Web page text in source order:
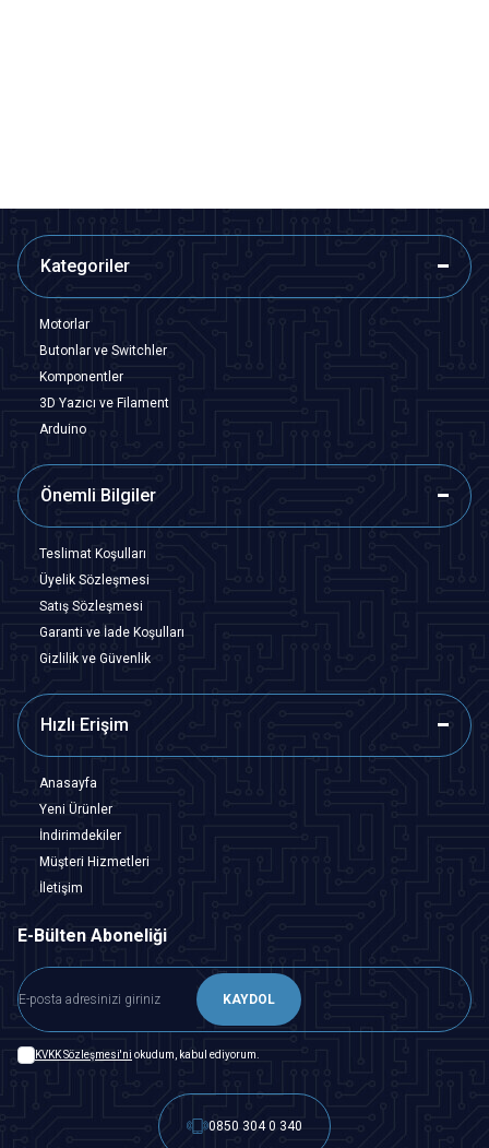
Kategoriler
Motorlar
Butonlar ve Switchler
Komponentler
3D Yazıcı ve Filament
Arduino
Önemli Bilgiler
Teslimat Koşulları
Üyelik Sözleşmesi
Satış Sözleşmesi
Garanti ve İade Koşulları
Gizlilik ve Güvenlik
Hızlı Erişim
Anasayfa
Yeni Ürünler
İndirimdekiler
Müşteri Hizmetleri
İletişim
E-Bülten Aboneliği
KAYDOL
KVKK Sözleşmesi'ni okudum, kabul ediyorum.
0850 304 0 340